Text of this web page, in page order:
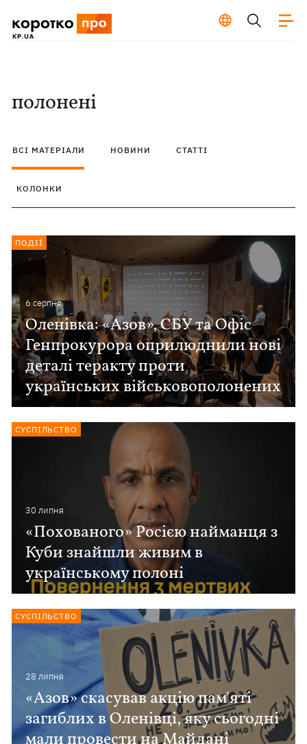
полонені
ВСІ МАТЕРІАЛИ НОВИНИ СТАТТІ
КОЛОНКИ
6 серпня
Оленівка: «Азов», СБУ та Офіс
Генпрокурора оприлюднили нові
деталі теракту проти
українських військовополонених
ПОДІЇ
30 липня
«Похованого» Росією найманця з
Куби знайшли живим в
українському полоні
СУСПІЛЬСТВО
28 липня
«Азов» скасував акцію пам'яті
загиблих в Оленівці, яку сьогодні
СУСПІЛЬСТВО